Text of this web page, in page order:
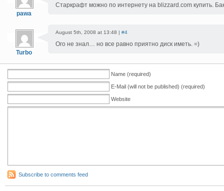
pawa
Старкрафт можно по интернету на blizzard.com купить.
Turbo
August 5th, 2008 at 13:48 | #4
Ого не знал… но все равно приятно диск иметь. =)
Name (required)
E-Mail (will not be published) (required)
Website
Subscribe to comments feed